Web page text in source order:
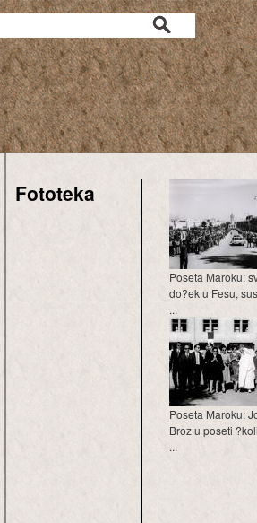
Fototeka
Poseta Maroku:
do?ek u Fesu,
...
Poseta Maroku:
Broz u poseti
...